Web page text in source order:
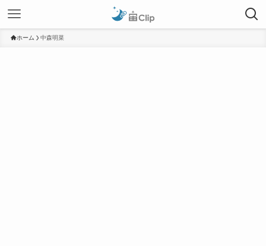
ホーム 中森明菜